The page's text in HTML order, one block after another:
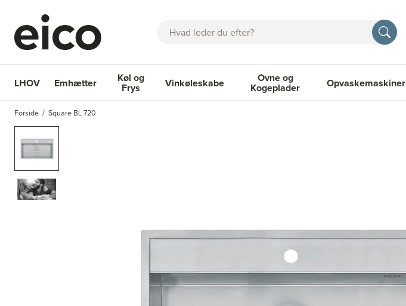
Søg
LHOV Emhætter
Emhætter
Køl og
Frys Vinkøleskabe Ovne og
Kogeplader Opvaskemaskiner
Forside
Square BL 720